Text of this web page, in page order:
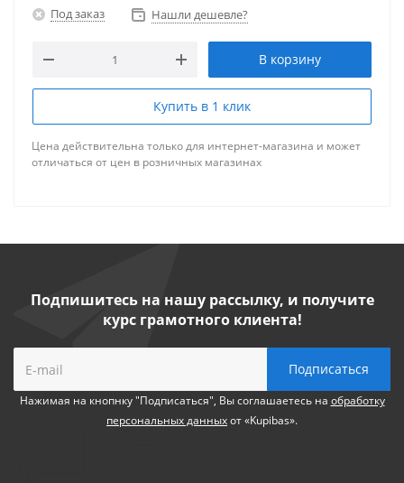
Под заказ Нашли дешевле?
В корзину
Купить в 1 клик
Цена действительна только для интернет-магазина и может
отличаться от цен в розничных магазинах
Подпишитесь на нашу рассылку, и получите
курс грамотного клиента!
Нажимая на кнопнку "Подписаться", Вы соглашаетесь на обработку
персональных данныхот «Kupibas».